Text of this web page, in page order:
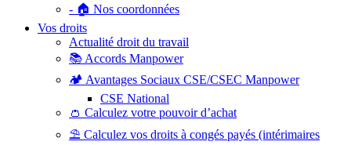
- 🏠 Nos coordonnées
Vos droits
Actualité droit du travail
📚 Accords Manpower
🏕️ Avantages Sociaux CSE/CSEC Manpower
CSE National
👛 Calculez votre pouvoir d’achat
⛱️ Calculez vos droits à congés payés (intérimaires